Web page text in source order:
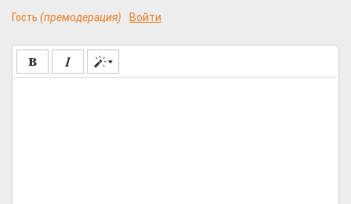
Гость (премодерация) Войти